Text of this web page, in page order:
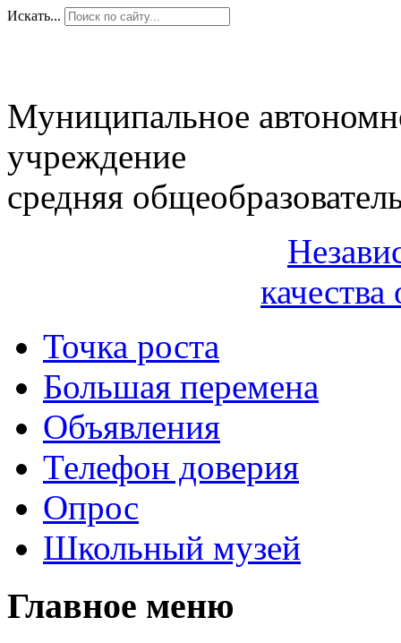
Искать...
Муниципальное
учреждение
средняя
качества
Точка роста
Большая перемена
Объявления
Телефон доверия
Опрос
Школьный музей
Главное меню